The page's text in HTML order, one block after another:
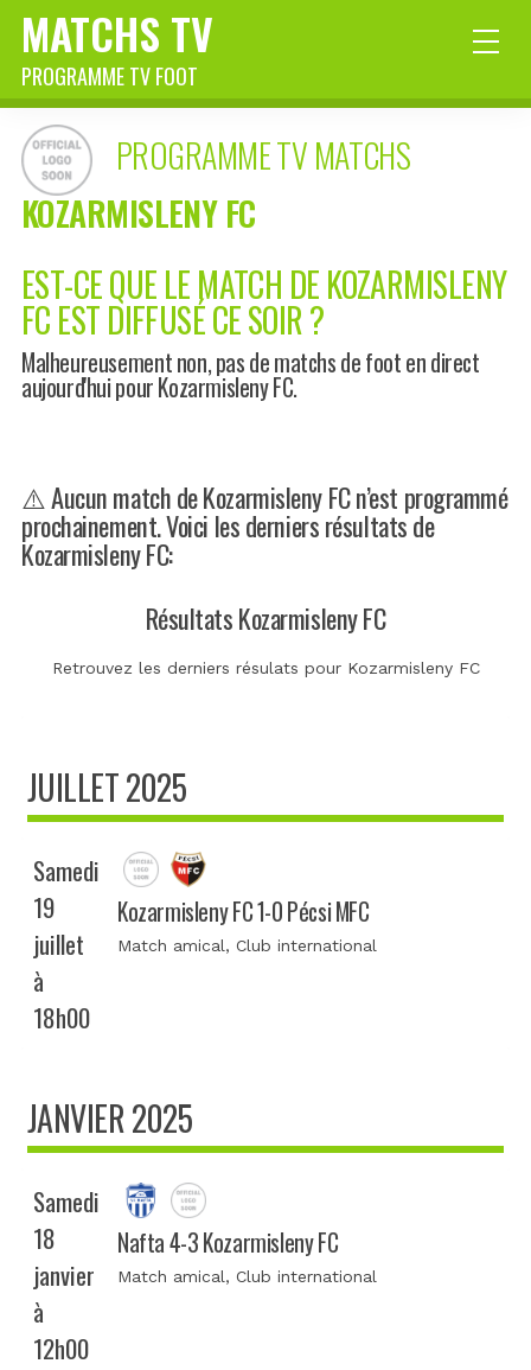
MATCHS TV
PROGRAMME TV FOOT
PROGRAMME TV MATCHS
KOZARMISLENY FC
EST-CE QUE LE MATCH DE KOZARMISLENY
FC EST DIFFUSÉ CE SOIR ?
Malheureusement non, pas de matchs de foot en direct
aujourd'hui pour Kozarmisleny FC.
⚠️ Aucun match de Kozarmisleny FC n’est programmé
prochainement. Voici les derniers résultats de
Kozarmisleny FC:
Résultats Kozarmisleny FC
Retrouvez les derniers résulats pour Kozarmisleny FC
JUILLET 2025
Samedi
19
juillet
à
18h00
Kozarmisleny FC 1-0 Pécsi MFC
Match amical, Club international
JANVIER 2025
Samedi
18
janvier
à
12h00
Nafta 4-3 Kozarmisleny FC
Match amical, Club international